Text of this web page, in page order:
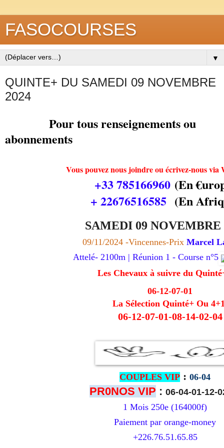
FASOCOURSES
▼
QUINTE+ DU SAMEDI 09 NOVEMBRE
2024
Pour tous renseignements ou
abonnements
Vous pouvez nous joindre ou écrivez-nous
+33 785166960(En
+ 22676516585 (En
SAMEDI 09 NOVEMBRE
09/11/2024 -Vincennes-PrixMarcel
Attelé- 2100m | Réunion 1 - Course n°5
Les Chevaux à suivre du
06-12-07-01
La Sélection Quinté+ Ou
06-12-07-01-08-14-02-04
COUPLES VIP : 06-04
PR0NOS VIP : 06-04-01-12-
1 Mois 250e (164000f)
Paiement par orange-money
+226.76.51.65.85